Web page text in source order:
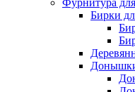
Фурнитура
Бирки